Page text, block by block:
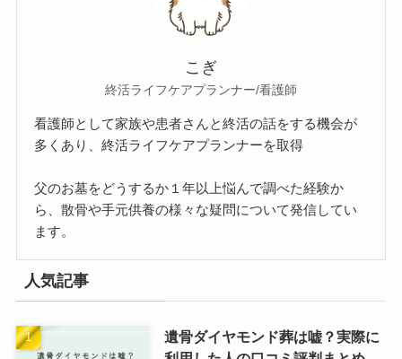
こぎ
終活ライフケアプランナー/看護師
看護師として家族や患者さんと終活の話をする機会が
多くあり、終活ライフケアプランナーを取得
父のお墓をどうするか１年以上悩んで調べた経験か
ら、散骨や手元供養の様々な疑問について発信してい
ます。
人気記事
遺骨ダイヤモンド葬は嘘？実際に